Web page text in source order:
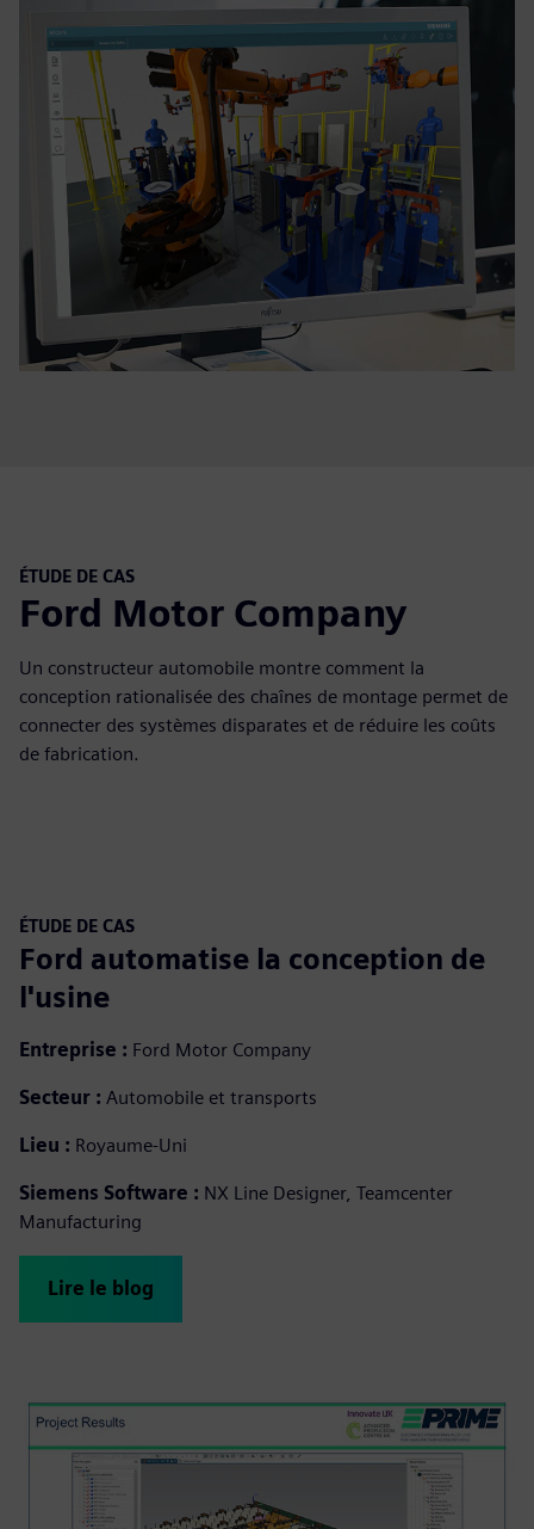
ÉTUDE DE CAS
Ford Motor Company
Un constructeur automobile montre comment la
conception rationalisée des chaînes de montage permet de
connecter des systèmes disparates et de réduire les coûts
de fabrication.
ÉTUDE DE CAS
Ford automatise la conception de
l'usine
Entreprise : Ford Motor Company
Secteur : Automobile et transports
Lieu : Royaume-Uni
Siemens Software : NX Line Designer, Teamcenter
Manufacturing
Lire le blog